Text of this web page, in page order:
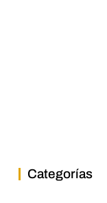
Categorías